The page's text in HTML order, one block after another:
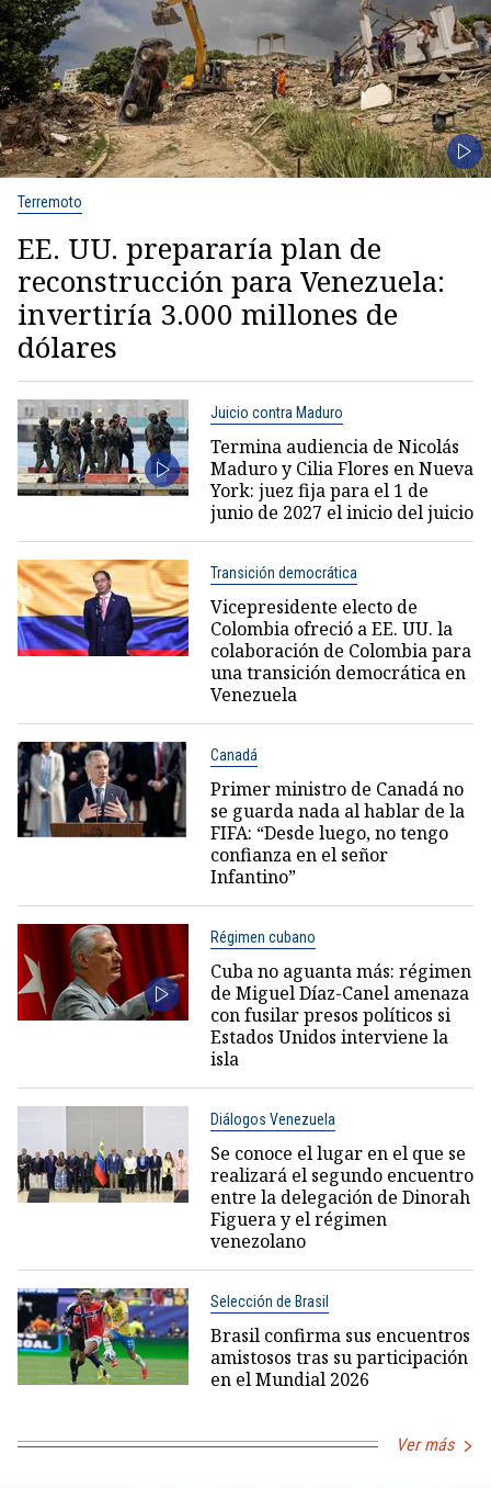
Terremoto
EE. UU. prepararía plan de
reconstrucción para Venezuela:
invertiría 3.000 millones de
dólares
Juicio contra Maduro
Termina audiencia de Nicolás
Maduro y Cilia Flores en Nueva
York: juez fija para el 1 de
junio de 2027 el inicio del juicio
Transición democrática
Vicepresidente electo de
Colombia ofreció a EE. UU. la
colaboración de Colombia para
una transición democrática en
Venezuela
Canadá
Primer ministro de Canadá no
se guarda nada al hablar de la
FIFA: “Desde luego, no tengo
confianza en el señor
Infantino”
Régimen cubano
Cuba no aguanta más: régimen
de Miguel Díaz-Canel amenaza
con fusilar presos políticos si
Estados Unidos interviene la
isla
Diálogos Venezuela
Se conoce el lugar en el que se
realizará el segundo encuentro
entre la delegación de Dinorah
Figuera y el régimen
venezolano
Selección de Brasil
Brasil confirma sus encuentros
amistosos tras su participación
en el Mundial 2026
Ver más